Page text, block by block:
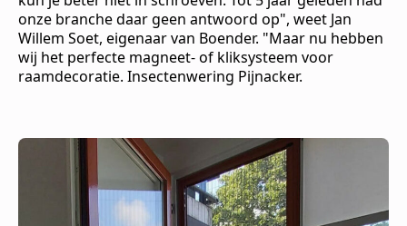
onze branche daar geen antwoord op", weet Jan
Willem Soet, eigenaar van Boender. "Maar nu hebben
wij het perfecte magneet- of kliksysteem voor
raamdecoratie. Insectenwering Pijnacker.